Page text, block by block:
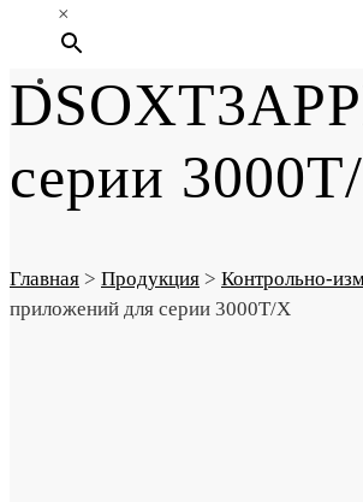
×
серии
Главная > Продукция > Контрольно-
приложений для серии 3000T/X